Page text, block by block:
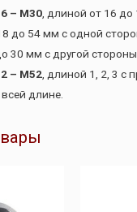
– М30 , длиной от 16
до 54 мм с одной
30 мм с другой
– М52 , длиной 1, 2, 3 с
длине.